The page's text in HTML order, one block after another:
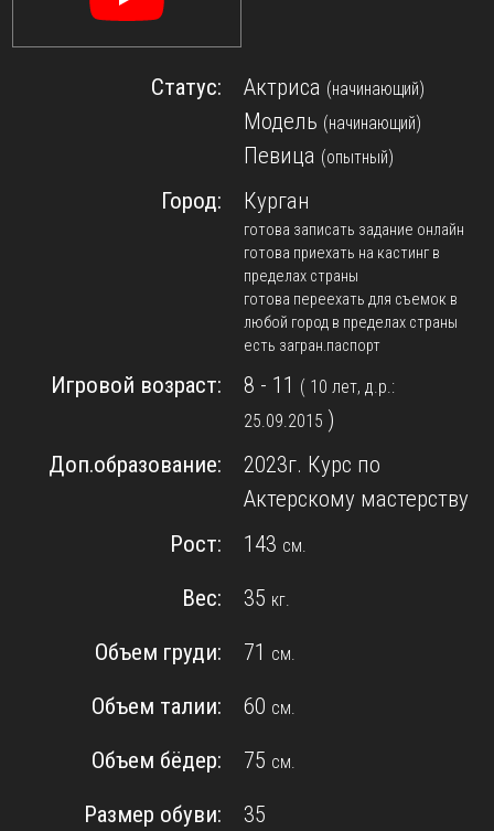
Статус: Актриса (начинающий)
Модель (начинающий)
Певица (опытный)
Город: Курган
готова записать задание онлайн
готова приехать на кастинг в
пределах страны
готова переехать для съемок в
любой город в пределах страны
есть загран.паспорт
Игровой возраст: 8 - 11 ( 10 лет, д.р.:
25.09.2015 )
Доп.образование:
2023г. Курс по
Актерскому мастерству
Рост:
143 см.
Вес: 35 кг.
Объем груди: 71 см.
Объем талии: 60 см.
Объем бёдер: 75 см.
Размер обуви: 35